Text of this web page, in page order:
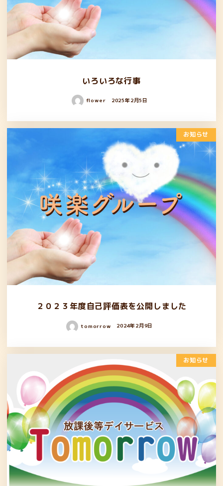
いろいろな行事
flower 2025年2月5日
お知らせ
２０２３年度自己評価表を公開しました
tomorrow 2024年2月9日
お知らせ